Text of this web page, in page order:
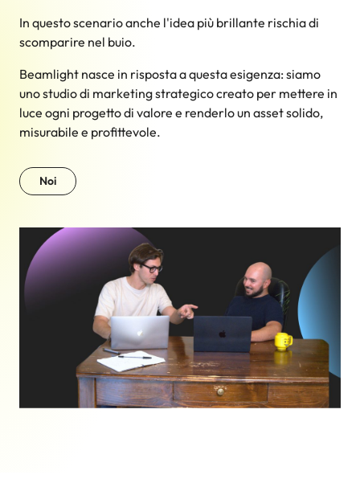
In questo scenario anche l'idea più brillante rischia di
scomparire nel buio.
Beamlight nasce in risposta a questa esigenza: siamo
uno studio di marketing strategico creato per mettere in
luce ogni progetto di valore e renderlo un asset solido,
misurabile e profittevole.
Noi